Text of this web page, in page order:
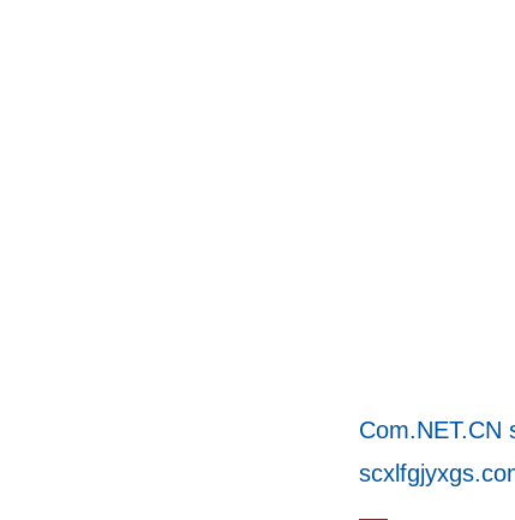
Com.NET.CN